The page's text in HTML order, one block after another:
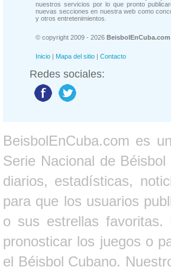
nuestros servicios por lo que pronto
nuevas secciones en nuestra web como
y otros entretenimientos.
© copyright 2009 - 2026 BeisbolEnCuba.com
Inicio | Mapa del sitio | Contacto
Redes sociales:
BeisbolEnCuba.com es
Serie Nacional de
diarios, estadísticas,
para que los usuarios
o sus estrellas favoritas.
pronosticar los juegos o
el Béisbol Cubano.